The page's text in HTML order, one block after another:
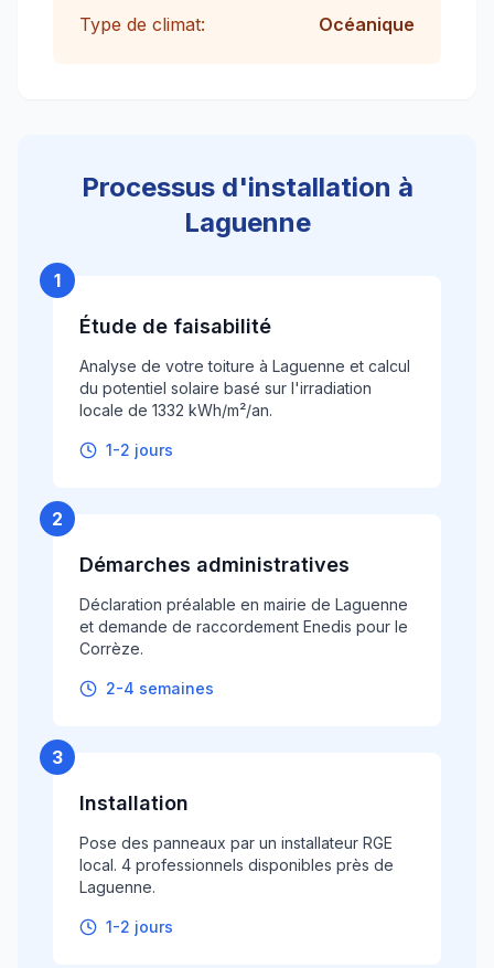
Type de climat: Océanique
Processus d'installation à
Laguenne
1
Étude de faisabilité
Analyse de votre toiture à Laguenne et calcul
du potentiel solaire basé sur l'irradiation
locale de 1332 kWh/m²/an.
1-2 jours
2
Démarches administratives
Déclaration préalable en mairie de Laguenne
et demande de raccordement Enedis pour le
Corrèze.
2-4 semaines
3
Installation
Pose des panneaux par un installateur RGE
local. 4 professionnels disponibles près de
Laguenne.
1-2 jours